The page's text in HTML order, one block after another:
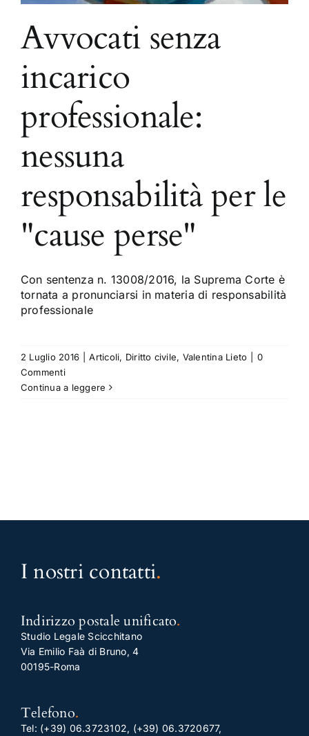
Avvocati senza
incarico
professionale:
nessuna
responsabilità per le
"cause perse"
Con sentenza n. 13008/2016, la Suprema Corte è
tornata a pronunciarsi in materia di responsabilità
professionale
2 Luglio 2016 Articoli, Diritto civile, Valentina Lieto
0
Commenti
Continua a leggere
I nostri contatti.
Indirizzo postale unificato.
Studio Legale Scicchitano
Via Emilio Faà di Bruno, 4
00195-Roma
Telefono.
Tel: (+39) 06.3723102, (+39) 06.3720677,